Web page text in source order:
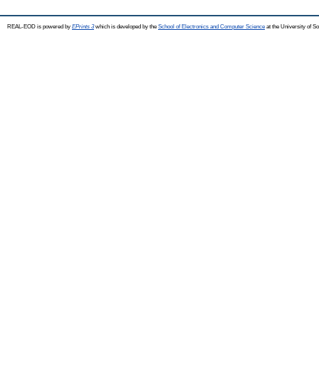
REAL-EOD is powered by EPrints 3which is developed by the School of Electronics and Computer Science at the University of